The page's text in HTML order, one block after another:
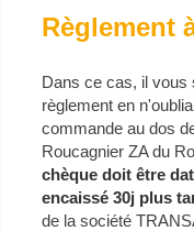
Règlement
Dans ce cas, il vous
règlement en
commande au dos
Roucagnier ZA du
chèque doit être
encaissé 30j plus
de la société